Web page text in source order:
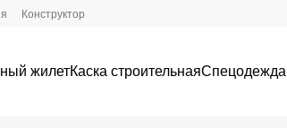
Конструктор
жилетКаска строительнаяСпецодежда